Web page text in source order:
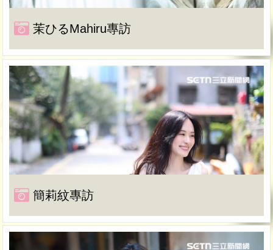
茉ひるMahiru專訪
簡莉紋專訪